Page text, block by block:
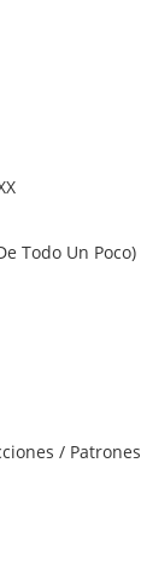
Todo Un Poco)
/ Patrones